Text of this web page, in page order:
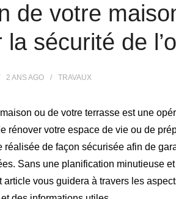
de votre
sécurité de
2 ANSAGO TRAVAUX
ou de votre terrasse est une
rénover votre espace de vie ou de
réalisée de façon sécurisée afin de
Sans une planification minutieuse
article vous guidera à travers les